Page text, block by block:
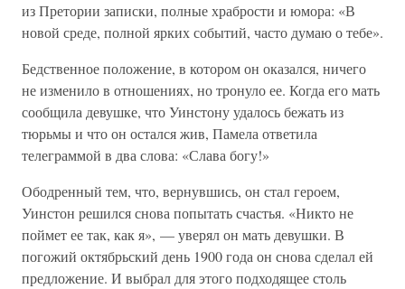
из Претории записки, полные храбрости и юмора: «В
новой среде, полной ярких событий, часто думаю о тебе».
Бедственное положение, в котором он оказался, ничего
не изменило в отношениях, но тронуло ее. Когда его мать
сообщила девушке, что Уинстону удалось бежать из
тюрьмы и что он остался жив, Памела ответила
телеграммой в два слова: «Слава богу!»
Ободренный тем, что, вернувшись, он стал героем,
Уинстон решился снова попытать счастья. «Никто не
поймет ее так, как я», — уверял он мать девушки. В
погожий октябрьский день 1900 года он снова сделал ей
предложение. И выбрал для этого подходящее столь